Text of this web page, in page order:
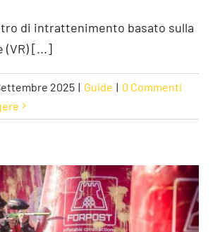
di intrattenimento basato sulla
(VR) [...]
2025 | Guide | 0 Commenti